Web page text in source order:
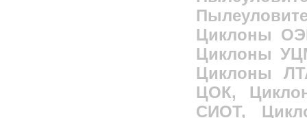
Циклоны
Циклоны
Циклоны
ЦОК,
СИОТ,